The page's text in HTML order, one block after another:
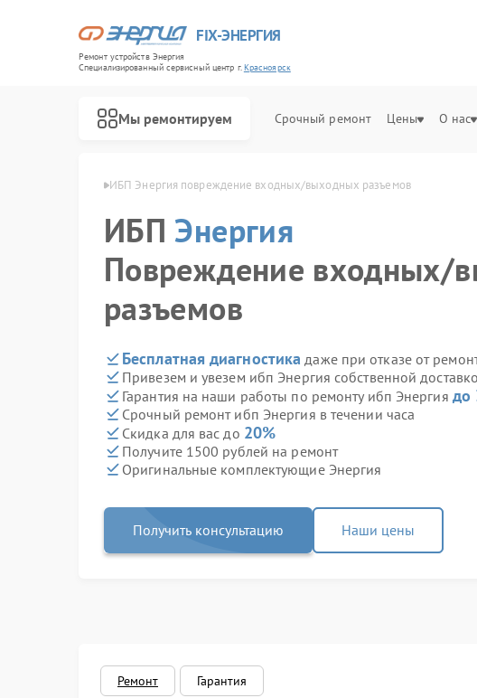
FIX-ЭНЕРГИЯ
Ремонт устройств Энергия
Специализированный cервисный центр г.Красноярск
Мы ремонтируем Срочный ремонт Цены О нас
ИБП Энергия повреждение входных/выходных разъемов
ИБПЭнергия
Повреждение входных/
разъемов
Бесплатная диагностика даже при отказе от
Привезем и увезем ибп Энергия собственной
Гарантия на наши работы по ремонту ибп Энергия до
Срочный ремонт ибп Энергия в течении часа
Скидка для вас до 20%
Получите 1500 рублей на ремонт
Оригинальные комплектующие Энергия
Получить консультацию Наши цены
Ремонт Гарантия